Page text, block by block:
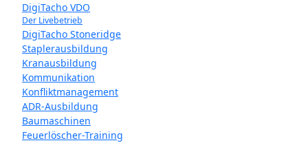
DigiTacho VDO
Der Livebetrieb
DigiTacho Stoneridge
Staplerausbildung
Kranausbildung
Kommunikation
Konfliktmanagement
ADR-Ausbildung
Baumaschinen
Feuerlöscher-Training